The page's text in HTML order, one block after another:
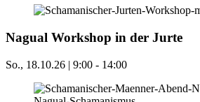
Nagual Workshop in der Jurte
So., 18.10.26 | 9:00 - 14:00